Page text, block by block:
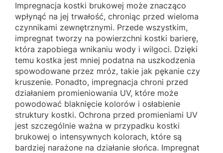
Impregnacja kostki brukowej może znacząco
wpłynąć na jej trwałość, chroniąc przed wieloma
czynnikami zewnętrznymi. Przede wszystkim,
impregnat tworzy na powierzchni kostki barierę,
która zapobiega wnikaniu wody i wilgoci. Dzięki
temu kostka jest mniej podatna na uszkodzenia
spowodowane przez mróz, takie jak pękanie czy
kruszenie. Ponadto, impregnacja chroni przed
działaniem promieniowania UV, które może
powodować blaknięcie kolorów i osłabienie
struktury kostki. Ochrona przed promieniami UV
jest szczególnie ważna w przypadku kostki
brukowej o intensywnych kolorach, które są
bardziej narażone na działanie słońca. Impregnat